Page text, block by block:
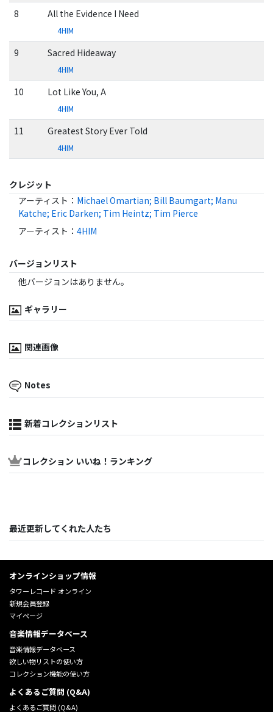
8 All the Evidence I Need
4HIM
9 Sacred Hideaway
4HIM
10 Lot Like You, A
4HIM
11 Greatest Story Ever Told
4HIM
クレジット
アーティスト ： Michael Omartian; Bill Baumgart; Manu
Katche; Eric Darken; Tim Heintz; Tim Pierce
アーティスト ： 4HIM
バージョンリスト
他バージョンはありません。
ギャラリー
関連画像
Notes
新着コレクションリスト
コレクション いいね！ランキング
最近更新してくれた人たち
オンラインショップ情報
タワーレコード オンライン
新規会員登録
マイページ
音楽情報データベース
音楽情報データベース
欲しい物リストの使い方
コレクション機能の使い方
よくあるご質問 (Q&A)
よくあるご質問 (Q&A)